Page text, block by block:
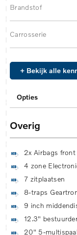
Brandstof
Carrosserie
+ Bekijk alle
Opties
Overig
2x Airbags
4 zone
7 zitplaatsen
8-traps
9 inch
12.3"
20" 5-